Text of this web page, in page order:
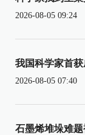
2026-08-05 09:24
我国科学家首
2026-08-05 07:40
石墨烯堆垛难